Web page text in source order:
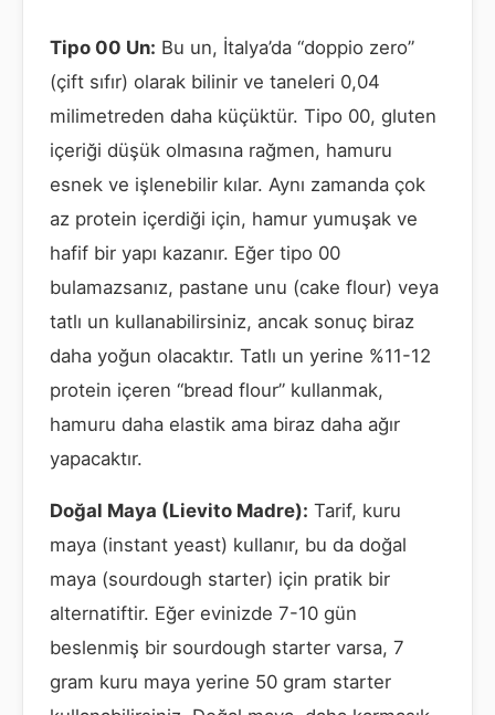
Tipo 00 Un: Bu un, İtalya’da “doppio zero”
(çift sıfır) olarak bilinir ve taneleri 0,04
milimetreden daha küçüktür. Tipo 00, gluten
içeriği düşük olmasına rağmen, hamuru
esnek ve işlenebilir kılar. Aynı zamanda çok
az protein içerdiği için, hamur yumuşak ve
hafif bir yapı kazanır. Eğer tipo 00
bulamazsanız, pastane unu (cake flour) veya
tatlı un kullanabilirsiniz, ancak sonuç biraz
daha yoğun olacaktır. Tatlı un yerine %11-12
protein içeren “bread flour” kullanmak,
hamuru daha elastik ama biraz daha ağır
yapacaktır.
Doğal Maya (Lievito Madre): Tarif, kuru
maya (instant yeast) kullanır, bu da doğal
maya (sourdough starter) için pratik bir
alternatiftir. Eğer evinizde 7-10 gün
beslenmiş bir sourdough starter varsa, 7
gram kuru maya yerine 50 gram starter